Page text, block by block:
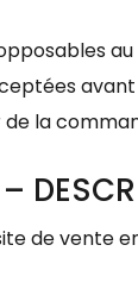
de la
de vente